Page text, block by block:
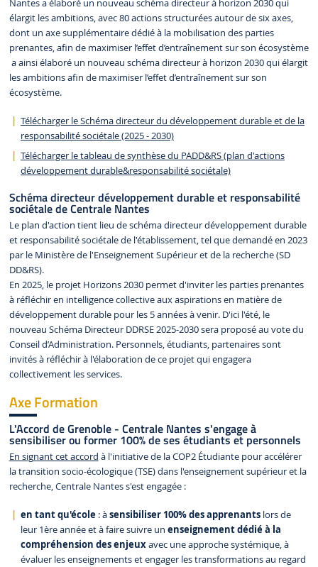
Nantes a élaboré un nouveau schéma directeur à horizon 2030 qui
élargit les ambitions, avec 80 actions structurées autour de six axes,
dont un axe supplémentaire dédié à la mobilisation des parties
prenantes, afin de maximiser l’effet d’entraînement sur son écosystème
a ainsi élaboré un nouveau schéma directeur à horizon 2030 qui élargit
les ambitions afin de maximiser l’effet d’entraînement sur son
écosystème.
Télécharger le Schéma directeur du développement durable et de la
responsabilité sociétale (2025 - 2030)
Télécharger le tableau de synthèse du PADD&RS (plan d'actions
développement durable&responsabilité sociétale)
Schéma directeur développement durable et responsabilité
sociétale de Centrale Nantes
Le plan d'action tient lieu de schéma directeur développement durable
et responsabilité sociétale de l'établissement, tel que demandé en 2023
par le Ministère de l'Enseignement Supérieur et de la recherche (SD
DD&RS).
En 2025, le projet Horizons 2030 permet d'inviter les parties prenantes
à réfléchir en intelligence collective aux aspirations en matière de
développement durable pour les 5 années à venir. D'ici l'été, le
nouveau Schéma Directeur DDRSE 2025-2030 sera proposé au vote du
Conseil d’Administration. Personnels, étudiants, partenaires sont
invités à réfléchir à l'élaboration de ce projet qui engagera
collectivement les services.
Axe Formation
L'Accord de Grenoble - Centrale Nantes s'engage à
sensibiliser ou former 100% de ses étudiants et personnels
En signant cet accord à l'initiative de la COP2 Étudiante pour accélérer
la transition socio-écologique (TSE) dans l'enseignement supérieur et la
recherche, Centrale Nantes s'est engagée :
en tant qu'école : àsensibiliser 100% des apprenantslors de
leur 1ère année et à faire suivre un enseignement dédié à la
compréhension des enjeuxavec une approche systémique, à
évaluer les enseignements et engager les transformations au regard